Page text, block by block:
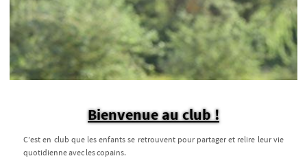
Bienvenue au club !
C’est en club que les enfants se retrouvent pour partager et relire leur vie
quotidienne avec les copains.